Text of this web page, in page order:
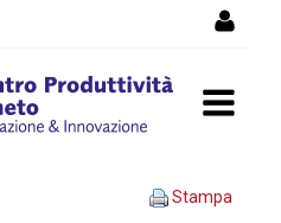
ISOStampa